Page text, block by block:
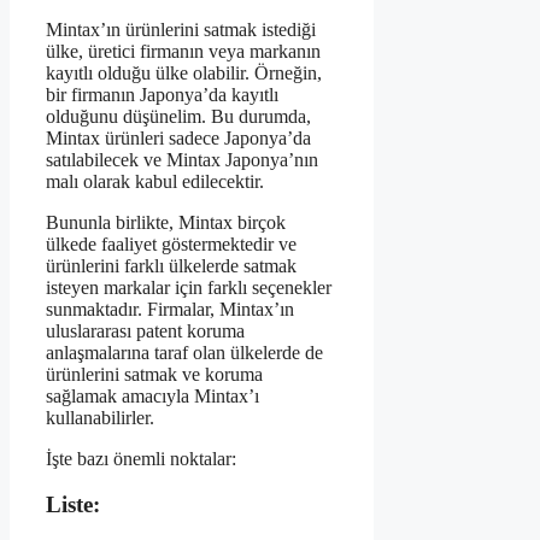
Mintax’ın ürünlerini satmak istediği
ülke, üretici firmanın veya markanın
kayıtlı olduğu ülke olabilir. Örneğin,
bir firmanın Japonya’da kayıtlı
olduğunu düşünelim. Bu durumda,
Mintax ürünleri sadece Japonya’da
satılabilecek ve Mintax Japonya’nın
malı olarak kabul edilecektir.
Bununla birlikte, Mintax birçok
ülkede faaliyet göstermektedir ve
ürünlerini farklı ülkelerde satmak
isteyen markalar için farklı seçenekler
sunmaktadır. Firmalar, Mintax’ın
uluslararası patent koruma
anlaşmalarına taraf olan ülkelerde de
ürünlerini satmak ve koruma
sağlamak amacıyla Mintax’ı
kullanabilirler.
İşte bazı önemli noktalar:
Liste: